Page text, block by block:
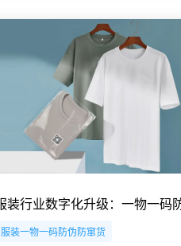
服装一物一码防伪防窜货